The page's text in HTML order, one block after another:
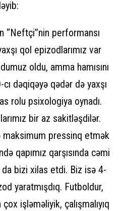
“Neftçi”nin performansı
qol epizodlarımız var
oldu, amma hamısını
dəqiqəyə qədər də yaxşı
rolu psixologiya oynadı.
bir az sakitləşdilər.
pressinq etmək
qapımız qarşısında cəmi
da bizi xilas etdi. Biz isə 4-
yaratmışdıq. Futboldur,
işləməliyik, çalışmalıyıq